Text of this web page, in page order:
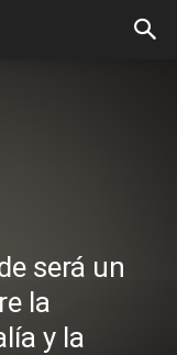
será un
la
y la